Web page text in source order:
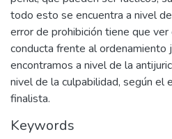
todo esto se encuentra a nivel
error de prohibición tiene que ver
conducta frente al ordenamiento
encontramos a nivel de la
nivel de la culpabilidad, según el
finalista.
Keywords